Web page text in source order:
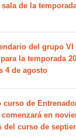
de la
del grupo VI
la temporada
4 de agosto
curso de
comenzará en
del curso de